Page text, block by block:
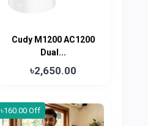
Cudy M1200 AC1200
Dual...
৳2,650.00
৳160.00 Off